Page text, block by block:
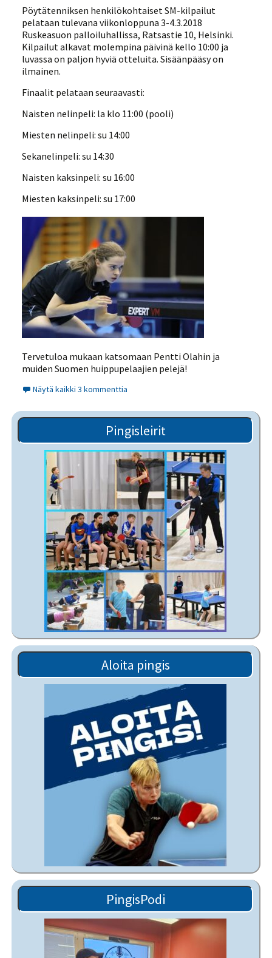
Pöytätenniksen henkilökohtaiset SM-kilpailut
pelataan tulevana viikonloppuna 3-4.3.2018
Ruskeasuon palloiluhallissa, Ratsastie 10, Helsinki.
Kilpailut alkavat molempina päivinä kello 10:00 ja
luvassa on paljon hyviä otteluita. Sisäänpääsy on
ilmainen.
Finaalit pelataan seuraavasti:
Naisten nelinpeli: la klo 11:00 (pooli)
Miesten nelinpeli: su 14:00
Sekanelinpeli: su 14:30
Naisten kaksinpeli: su 16:00
Miesten kaksinpeli: su 17:00
Tervetuloa mukaan katsomaan Pentti Olahin ja
muiden Suomen huippupelaajien pelejä!
Näytä kaikki 3 kommenttia
Pingisleirit
Aloita pingis
PingisPodi